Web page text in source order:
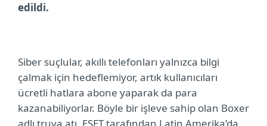
edildi.
Siber suçlular, akıllı telefonları yalnızca bilgi
çalmak için hedeflemiyor, artık kullanıcıları
ücretli hatlara abone yaparak da para
kazanabiliyorlar. Böyle bir işleve sahip olan Boxer